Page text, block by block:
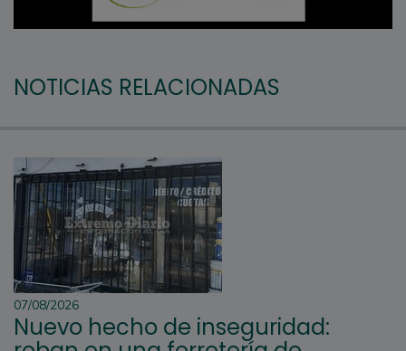
NOTICIAS RELACIONADAS
07/08/2026
Nuevo hecho de inseguridad: